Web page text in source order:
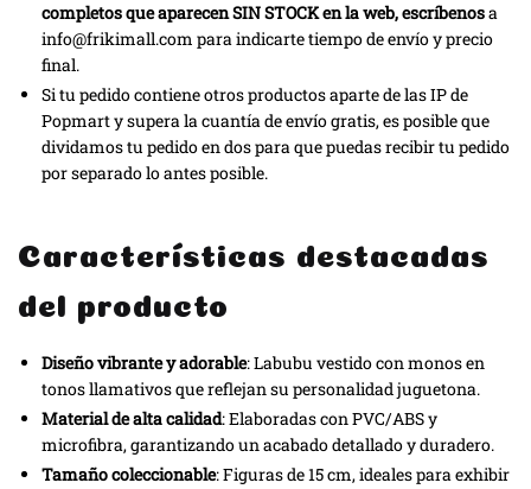
completos que aparecen SIN STOCK en la web, escríbenosa
info@frikimall.com para indicarte tiempo de envío y precio
final.
Si tu pedido contiene otros productos aparte de las IP de
Popmart y supera la cuantía de envío gratis, es posible que
dividamos tu pedido en dos para que puedas recibir tu pedido
por separado lo antes posible.
Características destacadas
del producto
Diseño vibrante y adorable: Labubu vestido con monos en
tonos llamativos que reflejan su personalidad juguetona.
Material de alta calidad: Elaboradas con PVC/ABS y
microfibra, garantizando un acabado detallado y duradero.
Tamaño coleccionable: Figuras de 15 cm, ideales para exhibir